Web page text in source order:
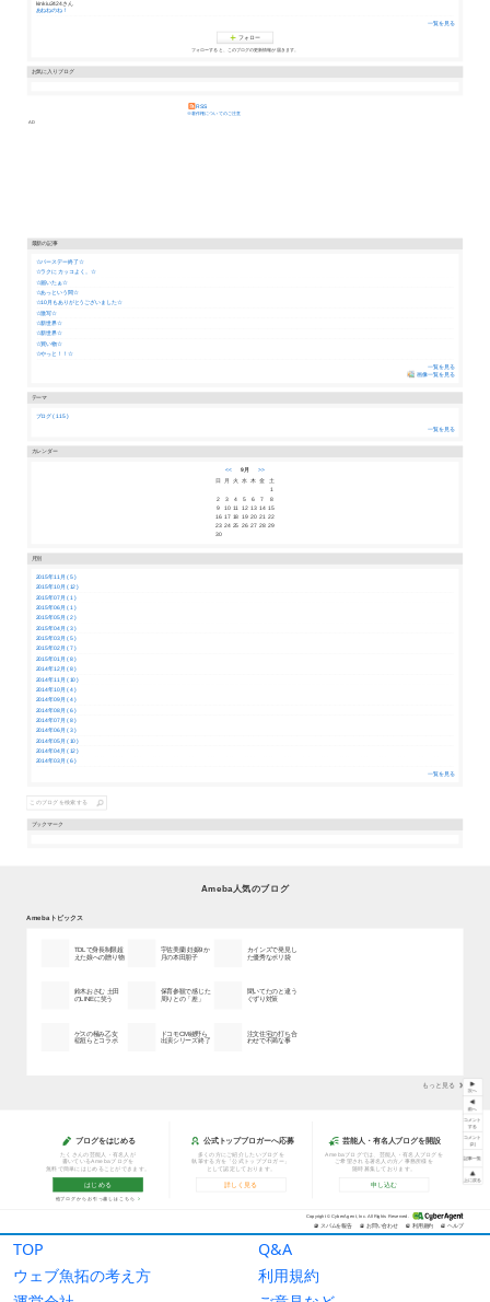
TOP
Q&A
ウェブ魚拓の考え方
利用規約